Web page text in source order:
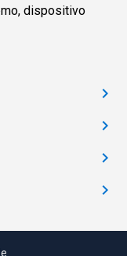
dispositivo